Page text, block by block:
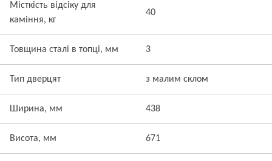
Місткість відсіку для
каміння, кг
40
Товщина сталі в топці, мм 3
Тип дверцят з малим склом
Ширина, мм 438
Висота, мм 671